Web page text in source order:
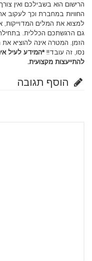
הרישום הוא בשבילכם ואין
החוויות במחברת וכך לעקוב
למצוא את המלים המדוייקות,
הזמן. המטרה אינה להוציא
נסו, זה עובד!!*המידע לעיל
להתייעצות מקצועית.
הוסף תגובה